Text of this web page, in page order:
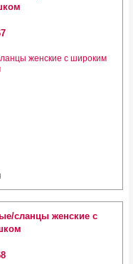
сланцы женские с